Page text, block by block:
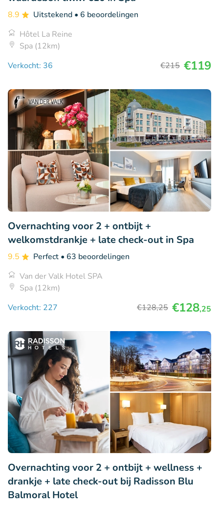
8.9 Uitstekend • 6 beoordelingen
Hôtel La Reine
Spa (12km)
Verkocht: 36
€215 €119
Overnachting voor 2 + ontbijt +
welkomstdrankje + late check-out in Spa
9.5 Perfect • 63 beoordelingen
Van der Valk Hotel SPA
Spa (12km)
Verkocht: 227
€128,25 €128,25
Overnachting voor 2 + ontbijt + wellness +
drankje + late check-out bij Radisson Blu
Balmoral Hotel